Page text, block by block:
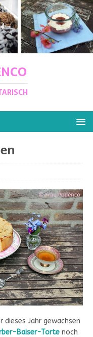
dieses Jahr gewachsen
Baiser-Torte noch